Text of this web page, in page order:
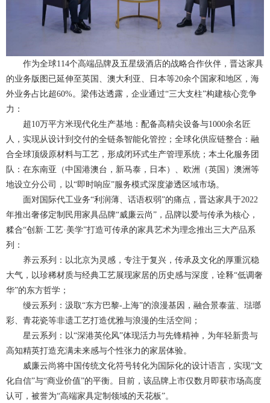
作为全球114个高端品牌及五星级酒店的战略合作伙伴，晋达家具
的业务版图已延伸至英国、澳大利亚、日本等20余个国家和地区，海
外业务占比超60%。梁伟达透露，企业通过“三大支柱”构建核心竞争
力：
超10万平方米现代化生产基地：配备高精尖设备与1000余名匠
人，实现从设计到交付的全链条智能化管控；全球化供应链整合：融
合全球顶级原材料与工艺，形成闭环式生产管理系统；本土化服务团
队：在东南亚（中国港澳台，新马泰，日本）、欧洲（英国）澳洲等
地设立分公司，以“即时响应”服务模式深度渗透区域市场。
面对国际代工业务“利润薄、话语权弱”的痛点，晋达家具于2022
年推出奢侈定制民用家具品牌“威廉云尚”，品牌以爱与传承为核心，
糅合“创新·工艺·美学”打造可传承的家具艺术为理念推出三大产品系
列：
养云系列：以北京为灵感，专注于复兴，传承及文化的厚重沉稳
大气，以珍稀材质与经典工艺展现家居的历史感与深度，诠释“低调奢
华”的东方哲学；
缦云系列：汲取“东方巴黎-上海”的浪漫基因，融合景泰蓝、琺瑯
彩、青花瓷等非遗工艺打造优雅与浪漫的生活空间；
星云系列：以“深港英伦风”体现活力与先锋精神，为年轻新贵与
高知精英打造充满未来感与个性张力的家居体验。
威廉云尚将中国传统文化符号转化为国际化的设计语言，实现“文
化自信”与“商业价值”的平衡。目前，该品牌上市仅数月即获市场高度
认可，被誉为“高端家具定制领域的天花板”。